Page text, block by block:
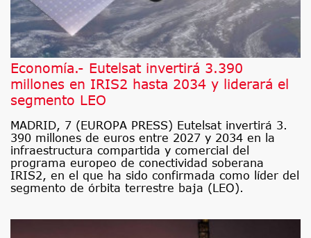
Economía.- Eutelsat invertirá 3.390
millones en IRIS2 hasta 2034 y liderará el
segmento LEO
MADRID, 7 (EUROPA PRESS) Eutelsat invertirá 3.
390 millones de euros entre 2027 y 2034 en la
infraestructura compartida y comercial del
programa europeo de conectividad soberana
IRIS2, en el que ha sido confirmada como líder del
segmento de órbita terrestre baja (LEO).